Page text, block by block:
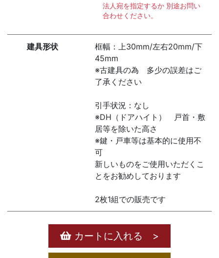
法人宛を指定するか 別途お問い
合わせください。
建具形状
框幅：上30mm/左右20mm/下
45mm
※古建具の為 多少の誤差はご
了承ください
引手状況：なし
※DH（ドアハイト） 戸首・敷
居等を除いた高さ
※鍵・戸車等は基本的に使用不
可
新しいものをご使用いただくこ
とをお勧めしております
2枚1組での販売です
カートに入れる >